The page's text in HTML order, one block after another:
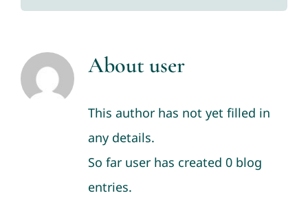
Aboutuser
This author has not yet filled in
any details.
So far user has created 0 blog
entries.